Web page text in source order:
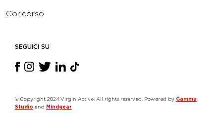
Concorso
SEGUICI SU
© Copyright 2024 Virgin Active. All rights reserved. Powered by Gamma
Studio and Mindgear